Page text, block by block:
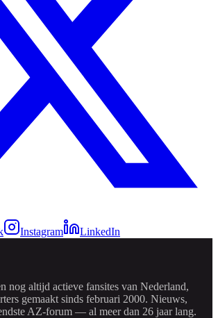
Instagram LinkedIn
nog altijd actieve fansites van Nederland,
gemaakt sinds februari 2000. Nieuws,
AZ-forum — al meer dan 26 jaar lang.